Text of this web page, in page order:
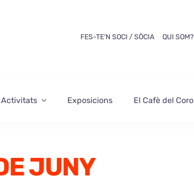
FES-TE’N SOCI / SÒCIA QUI SOM?
Activitats Exposicions El Cafè del Coro
JUNY